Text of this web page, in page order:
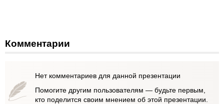
Комментарии
Нет комментариев для данной презентации
Помогите другим пользователям — будьте первым,
кто поделится своим мнением об этой презентации.